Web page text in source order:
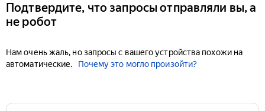
Подтвердите, что запросы отправляли вы, а
не робот
Нам очень жаль, но запросы с вашего устройства похожи на
автоматические.
Почему это могло произойти?